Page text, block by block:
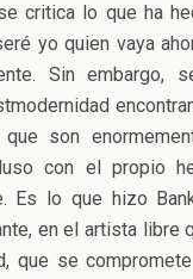
critica lo que ha
yo quien vaya
Sin embargo,
son
con el propio
Es lo que hizo
en el artista libre
que se